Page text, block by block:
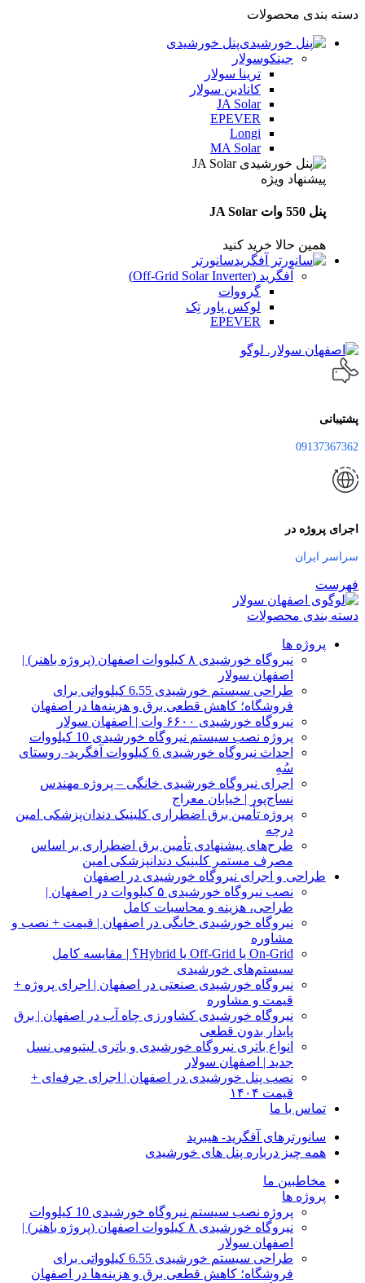
دسته بندی محصولات
پنل خورشیدی
جینکوسولار
ترینا سولار
کانادین سولار
JA Solar
EPEVER
Longi
MA Solar
پیشنهاد ویژه
پنل 550 وات JA Solar
همین حالا خرید کنید
سانورتر
آفگرید (Off‑Grid Solar Inverter)
گرووات
لوکس پاور تِک
EPEVER
پشتیبانی
09137367362
اجرای پروژه در
سراسر ایران
فهرست
دسته بندی محصولات
پروژه ها
نیروگاه خورشیدی ۸ کیلووات اصفهان (پروژه باهنر) |
اصفهان سولار
طراحی سیستم خورشیدی 6.55 کیلوواتی برای
فروشگاه؛ کاهش قطعی برق و هزینه‌ها در اصفهان
نیروگاه خورشیدی ۶۶۰۰ وات | اصفهان سولار
پروژه نصب سیستم نیروگاه خورشیدی 10 کیلووات
احداث نیروگاه خورشیدی 6 کیلووات آفگرید- روستای
سُهِ
اجرای نیروگاه خورشیدی خانگی – پروژه مهندس
نساج‌پور | خیابان معراج
پروژه تأمین برق اضطراری کلینیک دندان‌پزشکی امین
درچه
طرح‌های پیشنهادی تأمین برق اضطراری بر اساس
مصرف مستمر کلینیک دندانپزشکی امین
طراحی و اجرای نیروگاه خورشیدی در اصفهان
نصب نیروگاه خورشیدی ۵ کیلووات در اصفهان |
طراحی، هزینه و محاسبات کامل
نیروگاه خورشیدی خانگی در اصفهان | قیمت + نصب و
مشاوره
On‑Grid یا Off‑Grid یا Hybrid؟ | مقایسه کامل
سیستم‌های خورشیدی
نیروگاه خورشیدی صنعتی در اصفهان | اجرای پروژه +
قیمت و مشاوره
نیروگاه خورشیدی کشاورزی چاه آب در اصفهان | برق
پایدار بدون قطعی
انواع باتری نیروگاه خورشیدی و باتری لیتیومی نسل
جدید | اصفهان سولار
نصب پنل خورشیدی در اصفهان | اجرای حرفه‌ای +
قیمت ۱۴۰۴
تماس با ما
سانورترهای آفگرید- هیبرید
همه چیز درباره پنل های خورشیدی
مخاطبین ما
پروژه ها
پروژه نصب سیستم نیروگاه خورشیدی 10 کیلووات
نیروگاه خورشیدی ۸ کیلووات اصفهان (پروژه باهنر) |
اصفهان سولار
طراحی سیستم خورشیدی 6.55 کیلوواتی برای
فروشگاه؛ کاهش قطعی برق و هزینه‌ها در اصفهان